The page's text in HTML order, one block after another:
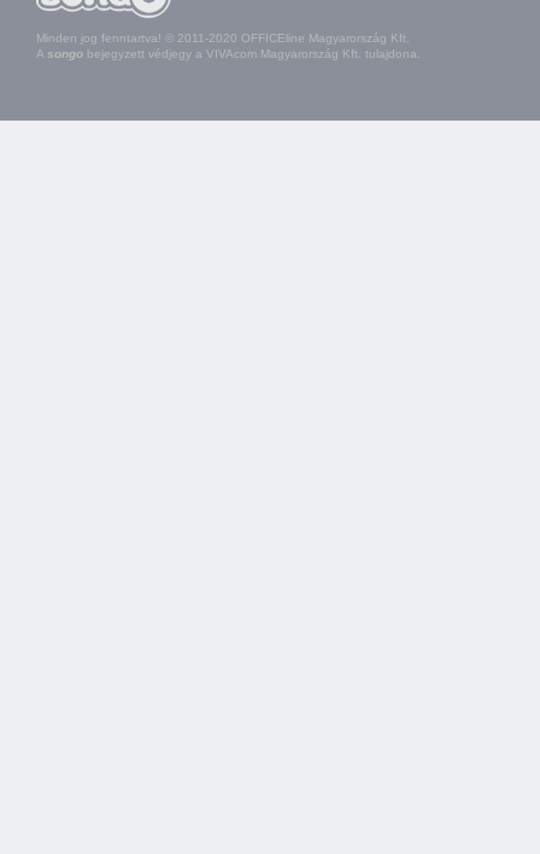
Minden jog fenntartva! © 2011-2020 OFFICEline Magyarország Kft.
A songo bejegyzett védjegy a VIVAcom Magyarország Kft. tulajdona.